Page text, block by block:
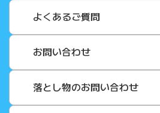
よくあるご質問
お問い合わせ
落とし物のお問い合わせ